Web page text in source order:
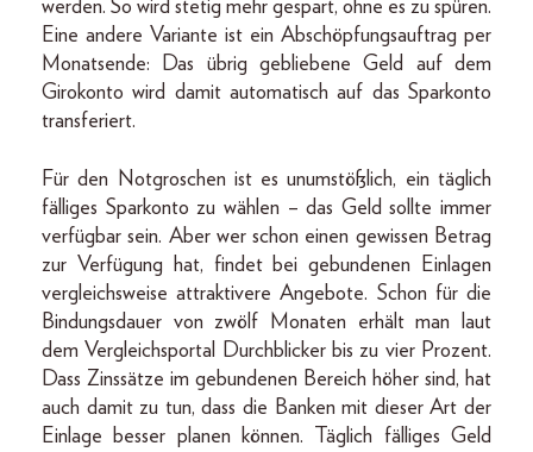
werden. So wird stetig mehr gespart, ohne es zu spüren.
Eine andere Variante ist ein Abschöpfungsauftrag per
Monatsende: Das übrig gebliebene Geld auf dem
Girokonto wird damit automatisch auf das Sparkonto
transferiert.
Für den Notgroschen ist es unumstößlich, ein täglich
fälliges Sparkonto zu wählen – das Geld sollte immer
verfügbar sein. Aber wer schon einen gewissen Betrag
zur Verfügung hat, findet bei gebundenen Einlagen
vergleichsweise attraktivere Angebote. Schon für die
Bindungsdauer von zwölf Monaten erhält man laut
dem Vergleichsportal Durchblicker bis zu vier Prozent.
Dass Zinssätze im gebundenen Bereich höher sind, hat
auch damit zu tun, dass die Banken mit dieser Art der
Einlage besser planen können. Täglich fälliges Geld